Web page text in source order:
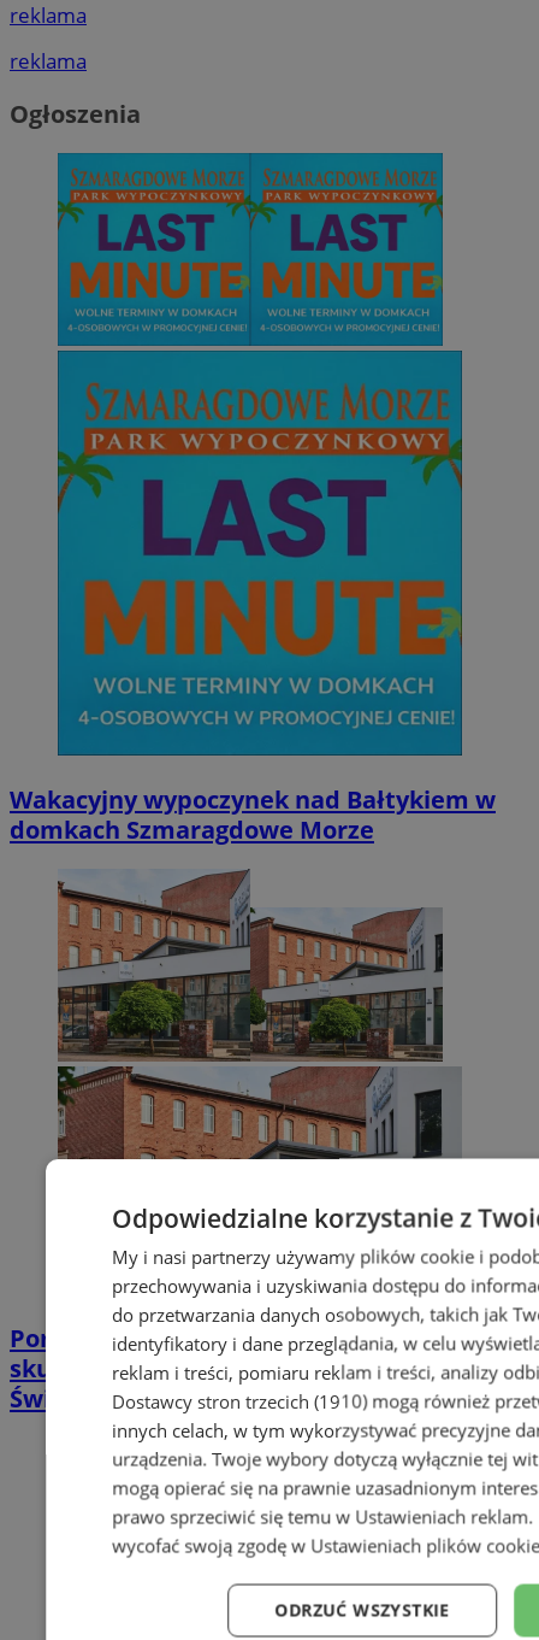
reklama
reklama
Ogłoszenia
Wakacyjny wypoczynek nad Bałtykiem w
domkach Szmaragdowe Morze
Poradnia leczenia ran przewlekłych -
skuteczna terapia trudno gojących się ran |
Świętochłowice
Odpowiedzialne korzystanie z
My i nasi partnerzy używamy plików cookie i
przechowywania i uzyskiwania dostępu do
do przetwarzania danych osobowych, takich jak
identyfikatory i dane przeglądania, w celu
reklam i treści, pomiaru reklam i treści, analizy
Dostawcy stron trzecich (1910)mogą również
innych celach, w tym wykorzystywać precyzyjne
urządzenia. Twoje wybory dotyczą wyłącznie tej
mogą opierać się na prawnie uzasadnionym
prawo sprzeciwić się temu w Ustawieniach reklam.
wycofać swoją zgodę w Ustawieniach plików cookie
ODRZUĆ WSZYSTKIE